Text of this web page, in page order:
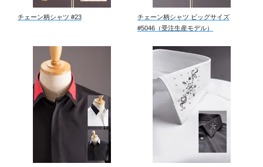
チェーン柄シャツ #23
チェーン柄シャツ ビッグサイズ
#5046（受注生産モデル）